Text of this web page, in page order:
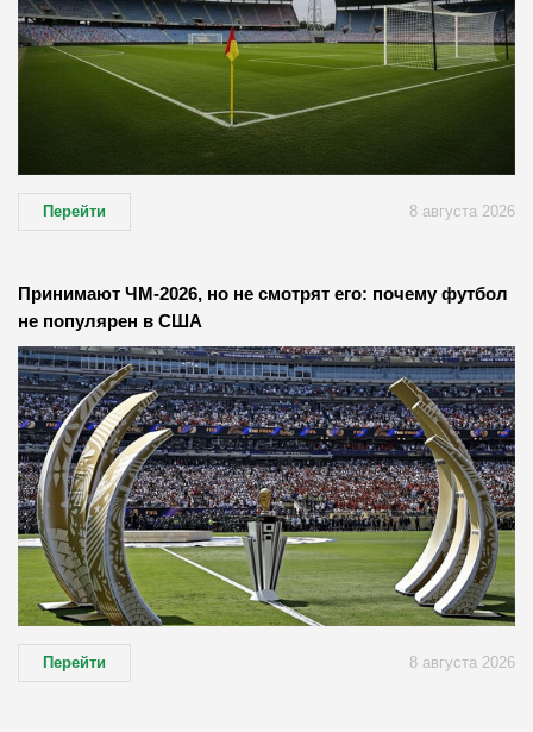
Перейти 8 августа 2026
Принимают ЧМ-2026, но не смотрят его: почему футбол
не популярен в США
Перейти 8 августа 2026